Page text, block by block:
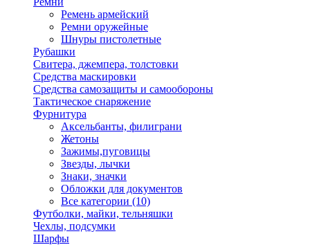
Ремень армейский
Ремни оружейные
Шнуры пистолетные
Рубашки
Свитера, джемпера, толстовки
Средства маскировки
Средства самозащиты и самообороны
Тактическое снаряжение
Фурнитура
Аксельбанты, филиграни
Жетоны
Зажимы,пуговицы
Звезды, лычки
Знаки, значки
Обложки для документов
Все категории (10)
Футболки, майки, тельняшки
Чехлы, подсумки
Шарфы